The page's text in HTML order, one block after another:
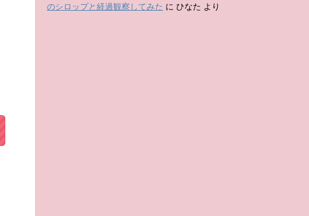
のシロップと経過観察してみた に ひなた より